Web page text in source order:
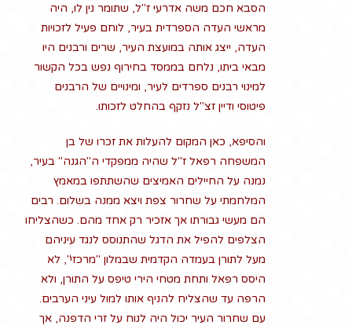
הסבא חכם משה אדרעי ז"ל, שתומר נין לו, היה
מראשי העדה הספרדית בעיר, לוחם פעיל לזכויות
העדה, ייצג אותה במועצת העיר, שרים ורבנים היו
מבאי ביתו, נלחם בממסד בחירוף נפש בכל הקשור
למינוי רבנים ספרדים לעיר, ומינויים של הרבנים
פיטוסי ודיין זצ"ל נזקף בהחלט לזכותו.
והסיפא, כאן המקום להעלות את זכרו של בן
המשפחה רפאל ז"ל שהיה ממפקדי ה"הגנה" בעיר,
נמנה על החיילים האמיצים שהשתתפו במאמץ
המלחמתי על שחרור צפת ויצא ממנה בשלום. רבים
הם מעשי גבורתו אך אזכיר רק אחד מהם. כשהצליחו
הצלפים להפיל את הדגל שהתנוסס לנגד עיניהם
מעל לתורן בעמדה הקדמית שבמלון "מרכזי", לא
היסס רפאל ותחת מטחי הירי טיפס על התורן, ולא
הרפה עד שהצליח להניף אותו למול עיני הערבים.
עם שחרור העיר יכול היה לנוח על זרי הדפנה, אך